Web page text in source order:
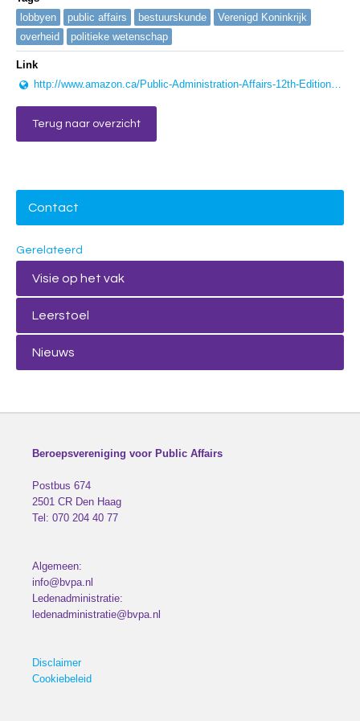
lobbyen
public affairs bestuurskunde
Verenigd Koninkrijk
overheid
politieke wetenschap
Link
http://www.amazon.ca/Public-Administration-Affairs-12th-Edition/dp/0205855865
Terug naar overzicht
Contact
Gerelateerd
Visie op het vak
Leerstoel
Nieuws
Beroepsvereniging voor Public Affairs
Postbus 674
2501 CR Den Haag
Tel: 070 204 40 77
Algemeen:
info@bvpa.nl
Ledenadministratie:
ledenadministratie@bvpa.nl
Disclaimer
Cookiebeleid